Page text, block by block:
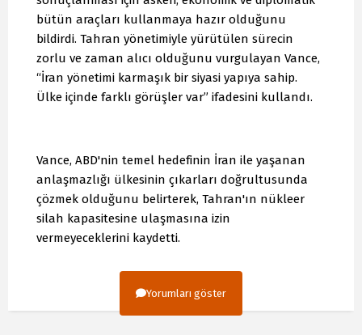
bütün araçları kullanmaya hazır olduğunu
bildirdi. Tahran yönetimiyle yürütülen sürecin
zorlu ve zaman alıcı olduğunu vurgulayan Vance,
“İran yönetimi karmaşık bir siyasi yapıya sahip.
Ülke içinde farklı görüşler var” ifadesini kullandı.
Vance, ABD'nin temel hedefinin İran ile yaşanan
anlaşmazlığı ülkesinin çıkarları doğrultusunda
çözmek olduğunu belirterek, Tahran'ın nükleer
silah kapasitesine ulaşmasına izin
vermeyeceklerini kaydetti.
Yorumları göster